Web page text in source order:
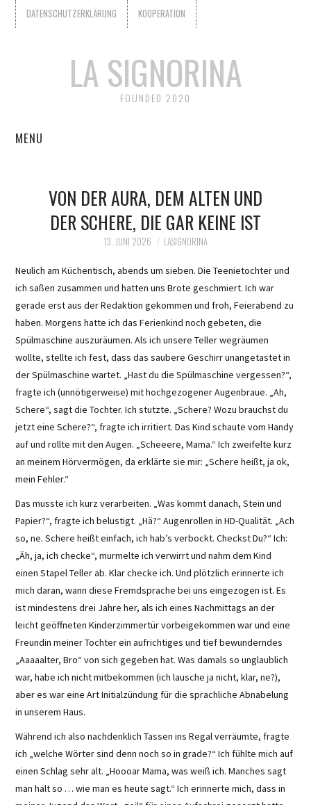
DATENSCHUTZERKLÄRUNG KOOPERATION
LA SIGNORINA
FOUNDED 2020
MENU
KOOPERATION
WER IST LA SIGNORINA?
DATENSCHUTZERKLÄRUNG
VON DER AURA, DEM ALTEN UND
DER SCHERE, DIE GAR KEINE IST
13. JUNI 2026 LASIGNORINA
Neulich am Küchentisch, abends um sieben. Die Teenietochter und
ich saßen zusammen und hatten uns Brote geschmiert. Ich war
gerade erst aus der Redaktion gekommen und froh, Feierabend zu
haben. Morgens hatte ich das Ferienkind noch gebeten, die
Spülmaschine auszuräumen. Als ich unsere Teller wegräumen
wollte, stellte ich fest, dass das saubere Geschirr unangetastet in
der Spülmaschine wartet. „Hast du die Spülmaschine vergessen?“,
fragte ich (unnötigerweise) mit hochgezogener Augenbraue. „Ah,
Schere“, sagt die Tochter. Ich stutzte. „Schere? Wozu brauchst du
jetzt eine Schere?“, fragte ich irritiert. Das Kind schaute vom Handy
auf und rollte mit den Augen. „Scheeere, Mama.“ Ich zweifelte kurz
an meinem Hörvermögen, da erklärte sie mir: „Schere heißt, ja ok,
mein Fehler.“
Das musste ich kurz verarbeiten. „Was kommt danach, Stein und
Papier?“, fragte ich belustigt. „Hä?“ Augenrollen in HD-Qualität. „Ach
so, ne. Schere heißt einfach, ich hab’s verbockt. Checkst Du?“ Ich:
„Äh, ja, ich checke“, murmelte ich verwirrt und nahm dem Kind
einen Stapel Teller ab. Klar checke ich. Und plötzlich erinnerte ich
mich daran, wann diese Fremdsprache bei uns eingezogen ist. Es
ist mindestens drei Jahre her, als ich eines Nachmittags an der
leicht geöffneten Kinderzimmertür vorbeigekommen war und eine
Freundin meiner Tochter ein aufrichtiges und tief bewunderndes
„Aaaaalter, Bro“ von sich gegeben hat. Was damals so unglaublich
war, habe ich nicht mitbekommen (ich lausche ja nicht, klar, ne?),
aber es war eine Art Initialzündung für die sprachliche Abnabelung
in unserem Haus.
Während ich also nachdenklich Tassen ins Regal verräumte, fragte
ich „welche Wörter sind denn noch so in grade?“ Ich fühlte mich auf
einen Schlag sehr alt. „Hoooar Mama, was weiß ich. Manches sagt
man halt so … wie man es heute sagt.“ Ich erinnerte mich, dass in